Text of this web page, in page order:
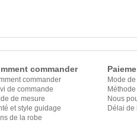
commander
commander
de commande
de mesure
et style guidage
de la robe
Mode
Nous
Délai de